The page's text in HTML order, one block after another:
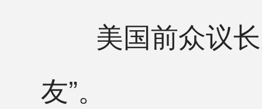
美国前众议长
友”。